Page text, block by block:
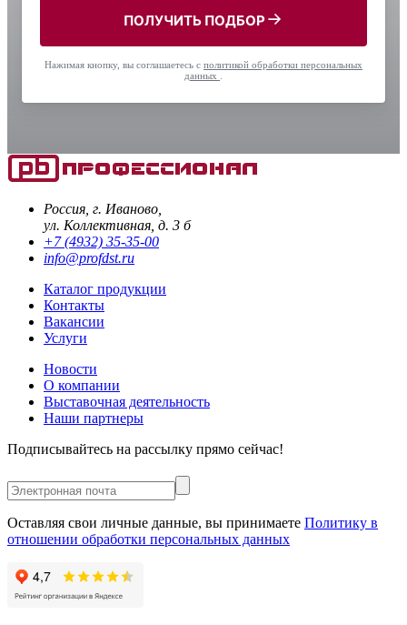
ПОЛУЧИТЬ ПОДБОР
Нажимая кнопку, вы соглашаетесь с политикой обработки персональных
данных
Россия, г. Иваново,
ул. Коллективная, д. 3 б
+7 (4932) 35-35-00
info@profdst.ru
Каталог продукции
Контакты
Вакансии
Услуги
Новости
О компании
Выставочная деятельность
Наши партнеры
Подписывайтесь на рассылку прямо сейчас!
Оставляя свои личные данные, вы принимаете Политику в
отношении обработки персональных данных